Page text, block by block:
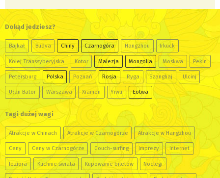
Dokąd jedziesz?
Bajkał Budva Chiny Czarnogóra Hangzhou Irkuck
Kolej Transsyberyjska Kotor Malezja Mongolia Moskwa Pekin
Petersburg Polska Poznań Rosja Ryga Szanghaj Ulcinj
Ułan Bator Warszawa Xiamen Yiwu Łotwa
Tagi dużej wagi
Atrakcje w Chinach Atrakcje w Czarnogórze Atrakcje w Hangzhou
Ceny Ceny w Czarnogórze Couch-surfing Imprezy Internet
Jeziora Kuchnie świata Kupowanie biletów Noclegi